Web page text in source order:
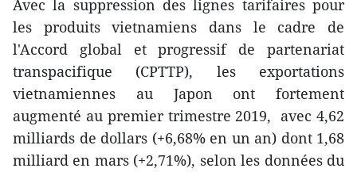
Avec la suppression des lignes tarifaires pour
les produits vietnamiens dans le cadre de
l'Accord global et progressif de partenariat
transpacifique (CPTTP), les exportations
vietnamiennes au Japon ont fortement
augmenté au premier trimestre 2019, avec 4,62
milliards de dollars (+6,68% en un an) dont 1,68
milliard en mars (+2,71%), selon les données du